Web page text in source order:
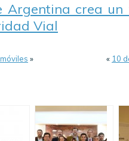
Argentina crea
Vial
» « 10